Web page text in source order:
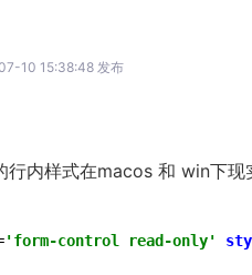
10 15:38:48 发布
行内样式在macos 和 win下现
'form-control read-only'